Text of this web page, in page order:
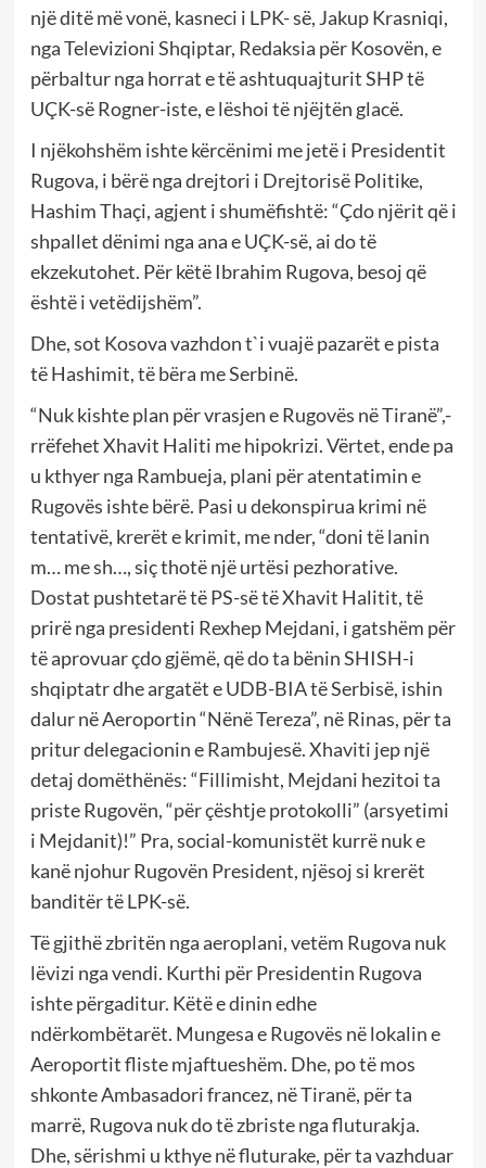
një ditë më vonë, kasneci i LPK- së, Jakup Krasniqi,
nga Televizioni Shqiptar, Redaksia për Kosovën, e
përbaltur nga horrat e të ashtuquajturit SHP të
UÇK-së Rogner-iste, e lëshoi të njëjtën glacë.
I njëkohshëm ishte kërcënimi me jetë i Presidentit
Rugova, i bërë nga drejtori i Drejtorisë Politike,
Hashim Thaçi, agjent i shumëfishtë: “Çdo njërit që i
shpallet dënimi nga ana e UÇK-së, ai do të
ekzekutohet. Për këtë Ibrahim Rugova, besoj që
është i vetëdijshëm”.
Dhe, sot Kosova vazhdon t`i vuajë pazarët e pista
të Hashimit, të bëra me Serbinë.
“Nuk kishte plan për vrasjen e Rugovës në Tiranë”,-
rrëfehet Xhavit Haliti me hipokrizi. Vërtet, ende pa
u kthyer nga Rambueja, plani për atentatimin e
Rugovës ishte bërë. Pasi u dekonspirua krimi në
tentativë, krerët e krimit, me nder, “doni të lanin
m… me sh…, siç thotë një urtësi pezhorative.
Dostat pushtetarë të PS-së të Xhavit Halitit, të
prirë nga presidenti Rexhep Mejdani, i gatshëm për
të aprovuar çdo gjëmë, që do ta bënin SHISH-i
shqiptatr dhe argatët e UDB-BIA të Serbisë, ishin
dalur në Aeroportin “Nënë Tereza”, në Rinas, për ta
pritur delegacionin e Rambujesë. Xhaviti jep një
detaj domëthënës: “Fillimisht, Mejdani hezitoi ta
priste Rugovën, “për çështje protokolli” (arsyetimi
i Mejdanit)!” Pra, social-komunistët kurrë nuk e
kanë njohur Rugovën President, njësoj si krerët
banditër të LPK-së.
Të gjithë zbritën nga aeroplani, vetëm Rugova nuk
lëvizi nga vendi. Kurthi për Presidentin Rugova
ishte përgaditur. Këtë e dinin edhe
ndërkombëtarët. Mungesa e Rugovës në lokalin e
Aeroportit fliste mjaftueshëm. Dhe, po të mos
shkonte Ambasadori francez, në Tiranë, për ta
marrë, Rugova nuk do të zbriste nga fluturakja.
Dhe, sërishmi u kthye në fluturake, për ta vazhduar